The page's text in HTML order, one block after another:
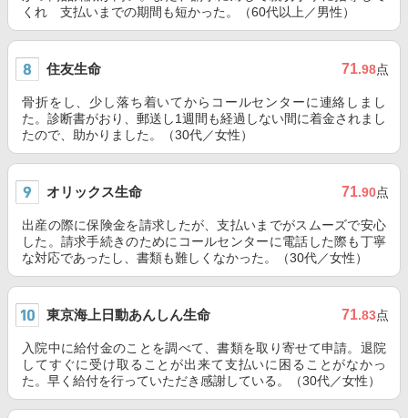
くれ 支払いまでの期間も短かった。（60代以上／男性）
住友生命 71.98点
骨折をし、少し落ち着いてからコールセンターに連絡しまし
た。診断書がおり、郵送し1週間も経過しない間に着金されまし
たので、助かりました。（30代／女性）
オリックス生命 71.90点
出産の際に保険金を請求したが、支払いまでがスムーズで安心
した。請求手続きのためにコールセンターに電話した際も丁寧
な対応であったし、書類も難しくなかった。（30代／女性）
東京海上日動あんしん生命 71.83点
入院中に給付金のことを調べて、書類を取り寄せて申請。退院
してすぐに受け取ることが出来て支払いに困ることがなかっ
た。早く給付を行っていただき感謝している。（30代／女性）